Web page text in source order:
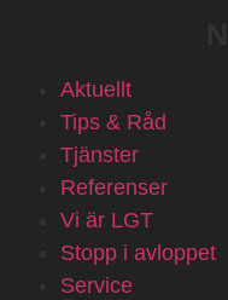
Aktuellt
Tips & Råd
Tjänster
Referenser
Vi är LGT
Stopp i avloppet
Service